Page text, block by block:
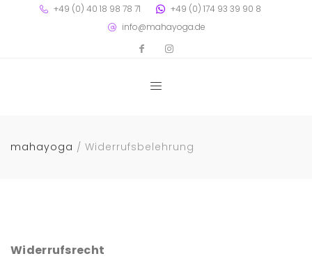
+49 (0) 40 18 98 78 71
+49 (0) 174 93 39 90 8
info@mahayoga.de
mahayoga Widerrufsbelehrung
Widerrufsrecht